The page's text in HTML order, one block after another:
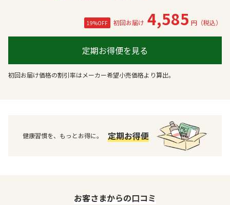
19%OFF 初回お届け 4,585 円（税込）
定期お得便を見る
初回お届け価格の割引率はメーカー希望小売価格より算出。
健康習慣を、もっとお得に。 定期お得便
お客さまからの口コミ